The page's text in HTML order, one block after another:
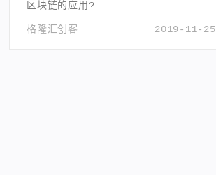
区块链的应用?
2019-11-25
格隆汇创客